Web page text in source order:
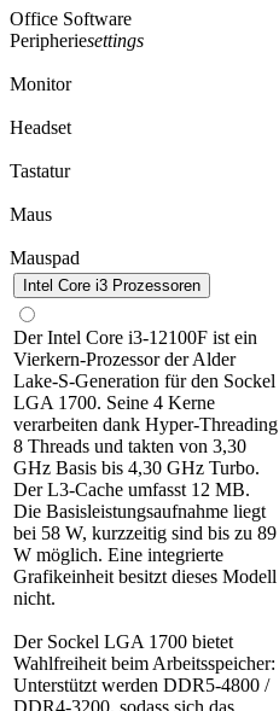
Office Software
Peripheriesettings
Monitor
Headset
Tastatur
Maus
Mauspad
Intel Core i3 Prozessoren
Der Intel Core i3-12100F ist ein
Vierkern-Prozessor der Alder
Lake-S-Generation für den Sockel
LGA 1700. Seine 4 Kerne
verarbeiten dank Hyper-Threading
8 Threads und takten von 3,30
GHz Basis bis 4,30 GHz Turbo.
Der L3-Cache umfasst 12 MB.
Die Basisleistungsaufnahme liegt
bei 58 W, kurzzeitig sind bis zu 89
W möglich. Eine integrierte
Grafikeinheit besitzt dieses Modell
nicht.
Der Sockel LGA 1700 bietet
Wahlfreiheit beim Arbeitsspeicher:
Unterstützt werden DDR5-4800 /
DDR4-3200, sodass sich das